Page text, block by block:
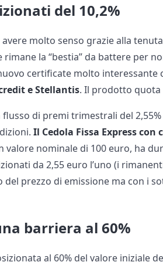
del 10,2%
molto senso grazie alla
la “bestia” da battere per
certificate molto interessante
e Stellantis. Il prodotto quota
di premi trimestrali del
Il Cedola Fissa Express con
valore nominale di 100 euro, ha
da 2,55 euro l’uno (i
del prezzo di emissione ma con i
barriera al 60%
al 60% del valore iniziale